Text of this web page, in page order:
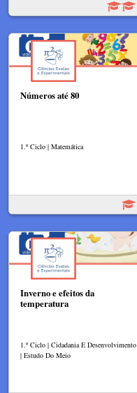
Números até 80
1.º Ciclo | Matemática
Inverno e efeitos da
temperatura
1.º Ciclo | Cidadania E Desenvolvimento
| Estudo Do Meio